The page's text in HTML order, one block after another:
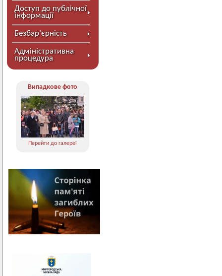
Доступ до публічної
інформації
Безбар’єрність
Адміністративна
процедура
Випадкове фото
Перейти до галереї